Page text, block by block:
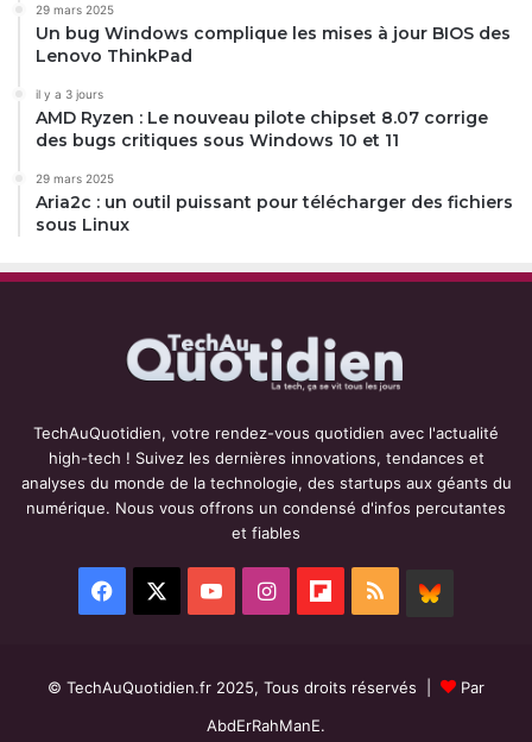
29 mars 2025
Un bug Windows complique les mises à jour BIOS des
Lenovo ThinkPad
il y a 3 jours
AMD Ryzen : Le nouveau pilote chipset 8.07 corrige
des bugs critiques sous Windows 10 et 11
29 mars 2025
Aria2c : un outil puissant pour télécharger des fichiers
sous Linux
TechAuQuotidien, votre rendez-vous quotidien avec l'actualité
high-tech ! Suivez les dernières innovations, tendances et
analyses du monde de la technologie, des startups aux géants du
numérique. Nous vous offrons un condensé d'infos percutantes
et fiables
Facebook YouTubeInstagramFlipboard
RSS
© TechAuQuotidien.fr 2025, Tous droits réservés |
Par
AbdErRahManE.